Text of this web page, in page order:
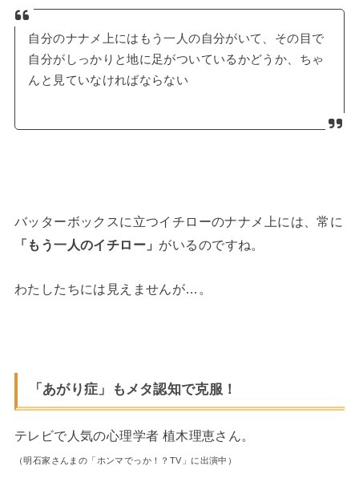
自分のナナメ上にはもう一人の自分がいて、その目で
自分がしっかりと地に足がついているかどうか、ちゃ
んと見ていなければならない
バッターボックスに立つイチローのナナメ上には、常に
「もう一人のイチロー」 がいるのですね。
わたしたちには見えませんが…。
「あがり症」もメタ認知で克服！
テレビで人気の心理学者 植木理恵さん。
（明石家さんまの「ホンマでっか！？TV」に出演中）